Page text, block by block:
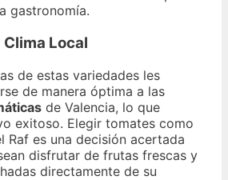
gastronomía.
Local
de estas variedades les
de manera óptima a las
de Valencia, lo que
exitoso. Elegir tomates como
Raf es una decisión acertada
disfrutar de frutas frescas y
directamente de su